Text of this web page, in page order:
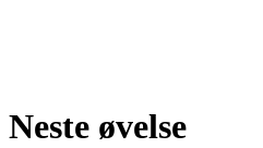
Neste øvelse